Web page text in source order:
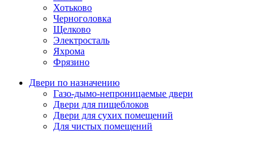
Хотьково
Черноголовка
Щелково
Электросталь
Яхрома
Фрязино
Двери по назначению
Газо-дымо-непроницаемые двери
Двери для пищеблоков
Двери для сухих помещений
Для чистых помещений